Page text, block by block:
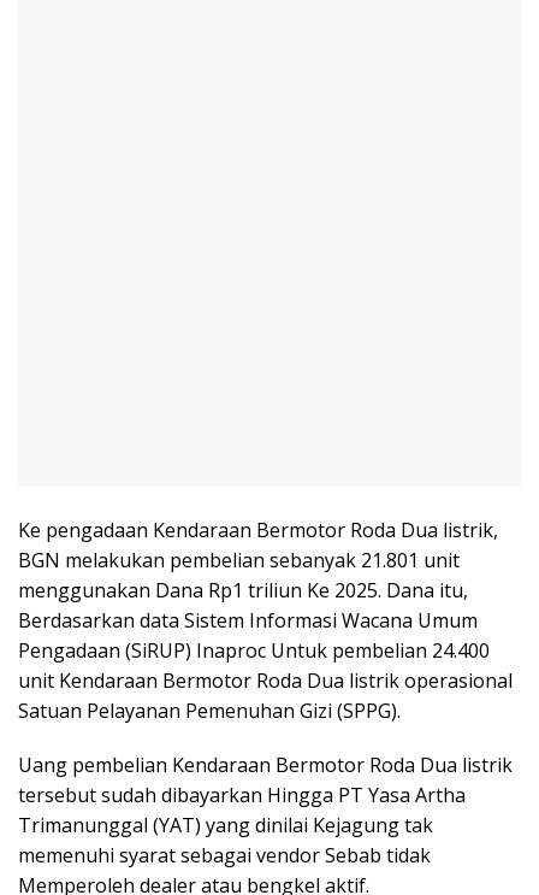
Ke pengadaan Kendaraan Bermotor Roda Dua listrik,
BGN melakukan pembelian sebanyak 21.801 unit
menggunakan Dana Rp1 triliun Ke 2025. Dana itu,
Berdasarkan data Sistem Informasi Wacana Umum
Pengadaan (SiRUP) Inaproc Untuk pembelian 24.400
unit Kendaraan Bermotor Roda Dua listrik operasional
Satuan Pelayanan Pemenuhan Gizi (SPPG).
Uang pembelian Kendaraan Bermotor Roda Dua listrik
tersebut sudah dibayarkan Hingga PT Yasa Artha
Trimanunggal (YAT) yang dinilai Kejagung tak
memenuhi syarat sebagai vendor Sebab tidak
Memperoleh dealer atau bengkel aktif.